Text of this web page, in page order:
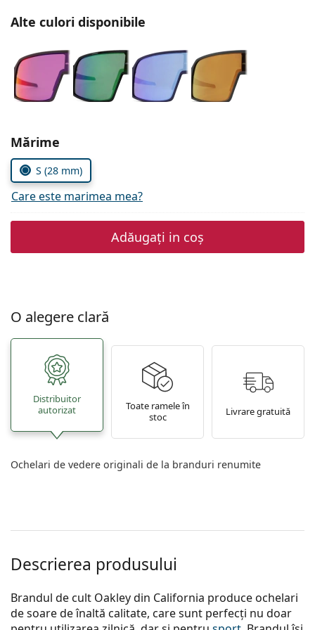
Toate mărcile
Alte culori disponibile
Alegeți parametrii
Mărime
S (28 mm)
Care este marimea mea?
Adăugați in coș
O alegere clară
Distribuitor
autorizat
Toate ramele în
stoc
Livrare gratuită
Ochelari de vedere originali de la branduri renumite
Descrierea produsului
Brandul de cult Oakley din California produce ochelari
de soare de înaltă calitate, care sunt perfecți nu doar